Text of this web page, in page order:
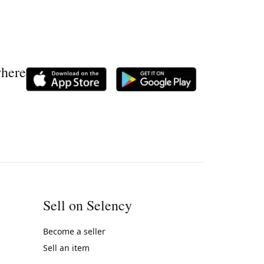
Sell on Selency
Become a seller
Sell an item